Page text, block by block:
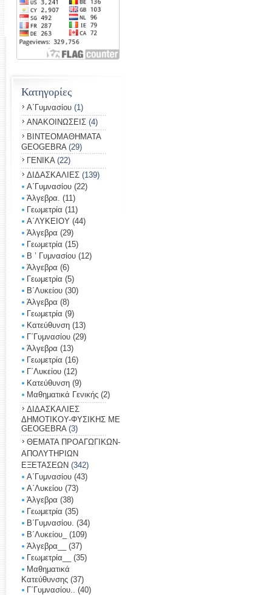
Κατηγορίες
Α΄Γυμνασίου (1)
ΑΝΑΚΟΙΝΩΣΕΙΣ (4)
ΒΙΝΤΕΟΜΑΘΗΜΑΤΑ
GEOGEBRA (29)
ΓΕΝΙΚΑ (22)
ΔΙΔΑΣΚΑΛΙΕΣ (139)
Α΄Γυμνασίου (22)
Άλγεβρα. (11)
Γεωμετρία (11)
Α΄ΛΥΚΕΙΟΥ (44)
Άλγεβρα (29)
Γεωμετρία (15)
Β ’ Γυμνασίου (12)
Άλγεβρα (6)
Γεωμετρία (5)
Β΄Λυκείου (30)
Άλγεβρα (8)
Γεωμετρία (9)
Κατεύθυνση (13)
Γ΄Γυμνασίου (29)
Άλγεβρα (13)
Γεωμετρία (16)
Γ΄Λυκείου (12)
Κατεύθυνση (9)
Μαθηματικά Γενικής (2)
ΔΙΔΑΣΚΑΛΙΕΣ
ΔΗΜΟΤΙΚΟΥ-ΦΥΣΙΚΗΣ ΜΕ
GEOGEBRA (3)
ΘΕΜΑΤΑ ΠΡΟΑΓΩΓΙΚΩΝ-
ΑΠΟΛΥΤΗΡΙΩΝ
ΕΞΕΤΑΣΕΩΝ (342)
Α΄Γυμνασίου (43)
Α΄Λυκείου (73)
Άλγεβρα (38)
Γεωμετρία (35)
Β΄Γυμνασίου. (34)
Β΄Λυκείου_
(109)
Άλγεβρα__
(37)
Γεωμετρία__
(35)
Μαθηματικά
Κατεύθυνσης (37)
Γ΄Γυμνασίου..
(40)